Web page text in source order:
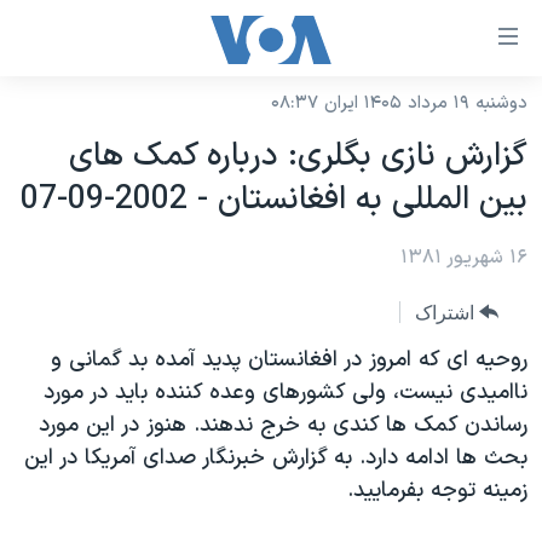
لینکهای
دسترسی
جهش
محتوای
اصلی
اصلی
جهش
به
جستجو
نسخه سبک وب‌سایت
موضوع ها
ایران
آمریکا
جهان
ورزشی
گزیده‌ها
ویژه برنامه‌ها
برنامه های تلویزیونی
جدول برنامه ها
صفحه‌های ویژه
جام جهانی ۲۰۲۶
عملیات خشم حماسی
فرکانس‌های صدای آمریکا
پخش رادیویی
یادگیری زبان انگلیسی
دوشنبه ۱۹ مرداد ۱۴۰۵ ایران ۰۸:۳۷
گزارش نازی بگلری: درباره کمک های
بين المللی به افغانستان - 2002-09-07
۱۶ شهریور ۱۳۸۱
اشتراک
روحيه ای که امروز در افغانستان پديد آمده بد گمانی و
نااميدی نيست، ولی کشورهای وعده کننده بايد در مورد
رساندن کمک ها کندی به خرج ندهند. هنوز در اين مورد
بحث ها ادامه دارد. به گزارش خبرنگار صدای آمريکا در اين
زمينه توجه بفرماييد.